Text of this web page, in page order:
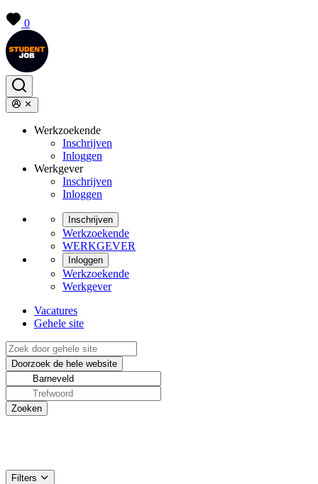
0
Werkzoekende
Inschrijven
Inloggen
Werkgever
Inschrijven
Inloggen
Inschrijven
Werkzoekende
WERKGEVER
Inloggen
Werkzoekende
Werkgever
Vacatures
Gehele site
Filters